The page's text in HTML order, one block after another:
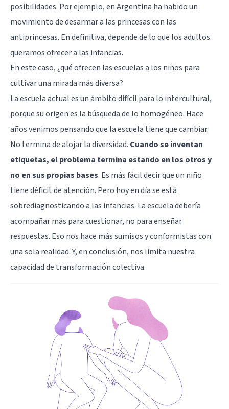
posibilidades. Por ejemplo, en Argentina ha habido un
movimiento de desarmar a las princesas con las
antiprincesas. En definitiva, depende de lo que los adultos
queramos ofrecer a las infancias.
En este caso, ¿qué ofrecen las escuelas a los niños para
cultivar una mirada más diversa?
La escuela actual es un ámbito difícil para lo intercultural,
porque su origen es la búsqueda de lo homogéneo. Hace
años venimos pensando que la escuela tiene que cambiar.
No termina de alojar la diversidad. Cuando se inventan
etiquetas, el problema termina estando en los otros y
no en sus propias bases. Es más fácil decir que un niño
tiene déficit de atención. Pero hoy en día se está
sobrediagnosticando a las infancias. La escuela debería
acompañar más para cuestionar, no para enseñar
respuestas. Eso nos hace más sumisos y conformistas con
una sola realidad. Y, en conclusión, nos limita nuestra
capacidad de transformación colectiva.